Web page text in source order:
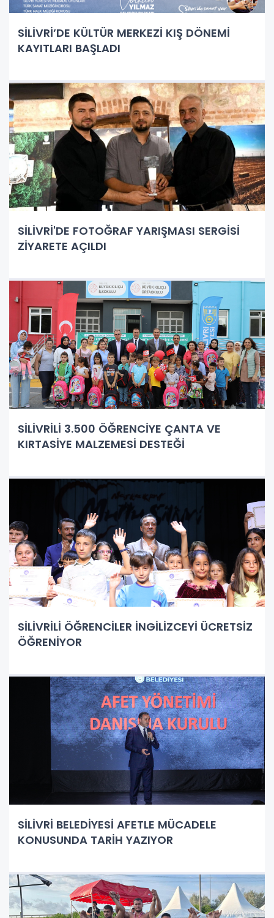
SİLİVRİ’DE KÜLTÜR MERKEZİ KIŞ DÖNEMİ
KAYITLARI BAŞLADI
SİLİVRİ'DE FOTOĞRAF YARIŞMASI SERGİSİ
ZİYARETE AÇILDI
SİLİVRİLİ 3.500 ÖĞRENCİYE ÇANTA VE
KIRTASİYE MALZEMESİ DESTEĞİ
SİLİVRİLİ ÖĞRENCİLER İNGİLİZCEYİ ÜCRETSİZ
ÖĞRENİYOR
SİLİVRİ BELEDİYESİ AFETLE MÜCADELE
KONUSUNDA TARİH YAZIYOR